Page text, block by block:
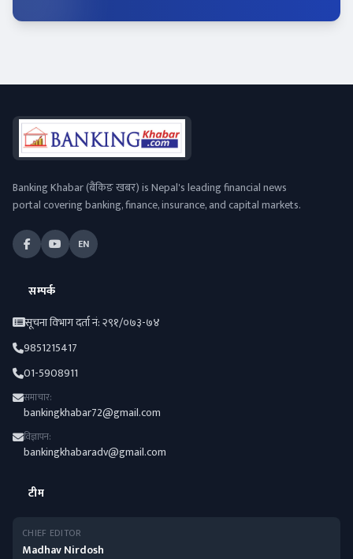
Banking Khabar (बैंकिङ खबर) is Nepal's leading financial news
portal covering banking, finance, insurance, and capital markets.
EN
सम्पर्क
सूचना विभाग दर्ता नं: २९१/०७३-७४
9851215417
01-5908911
समाचार:
bankingkhabar72@gmail.com
विज्ञापन:
bankingkhabaradv@gmail.com
टीम
CHIEF EDITOR
Madhav Nirdosh